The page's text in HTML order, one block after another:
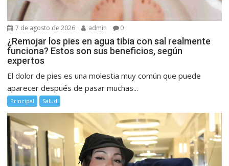
7 de agosto de 2026 admin 0
¿Remojar los pies en agua tibia con sal realmente
funciona? Estos son sus beneficios, según
expertos
El dolor de pies es una molestia muy común que puede
aparecer después de pasar muchas...
Principal Salud